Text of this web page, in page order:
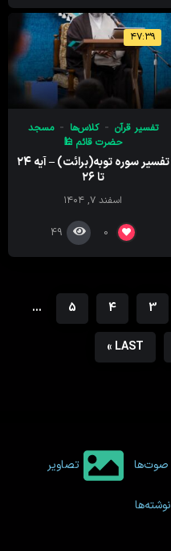
۴۷:۳۹
تفسیر قرآن کلاس‌ها
مسجد
حضرت قائم 🕌
تفسیر سوره توبه(برائت) – آیه ۲۴
تا ۲۶
اسفند ۷, ۱۴۰۴
0
49
3
4
5
...
LAST »
صوت‌ها تصاویر
نوشته‌ها